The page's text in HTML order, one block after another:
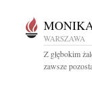
WARSZAWA
Z głębokim
zawsze